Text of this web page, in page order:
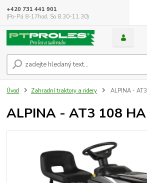
+420 731 441 901
(Po-Pá 8-17hod, So 8.30-11.30)
Úvod Zahradní traktory a ridery ALPINA -
ALPINA - AT3 108 HA